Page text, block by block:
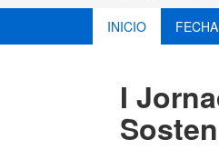
INICIO
I